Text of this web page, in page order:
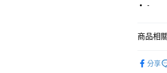
【「
３．收到
絡購買商
-
商品相
分享